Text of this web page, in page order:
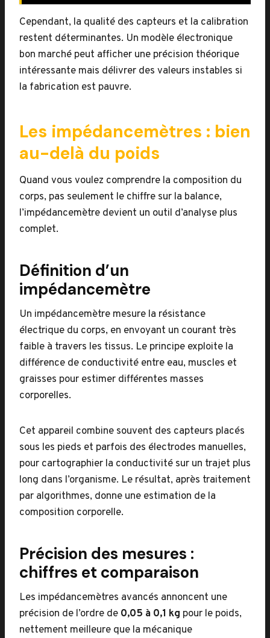
Cependant, la qualité des capteurs et la calibration
restent déterminantes. Un modèle électronique
bon marché peut afficher une précision théorique
intéressante mais délivrer des valeurs instables si
la fabrication est pauvre.
Les impédancemètres : bien
au-delà du poids
Quand vous voulez comprendre la composition du
corps, pas seulement le chiffre sur la balance,
l’impédancemètre devient un outil d’analyse plus
complet.
Définition d’un
impédancemètre
Un impédancemètre mesure la résistance
électrique du corps, en envoyant un courant très
faible à travers les tissus. Le principe exploite la
différence de conductivité entre eau, muscles et
graisses pour estimer différentes masses
corporelles.
Cet appareil combine souvent des capteurs placés
sous les pieds et parfois des électrodes manuelles,
pour cartographier la conductivité sur un trajet plus
long dans l’organisme. Le résultat, après traitement
par algorithmes, donne une estimation de la
composition corporelle.
Précision des mesures :
chiffres et comparaison
Les impédancemètres avancés annoncent une
précision de l’ordre de 0,05 à 0,1 kg pour le poids,
nettement meilleure que la mécanique